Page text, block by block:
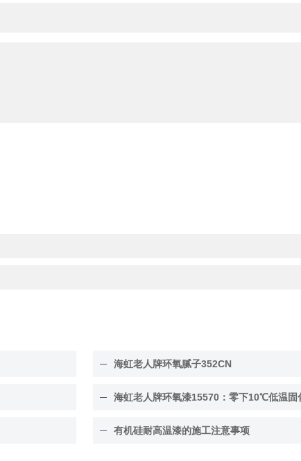
海虹老人牌环氧腻子352CN
海虹老人牌环氧漆15570：零下10℃低温固
有机硅耐高温漆的施工注意事项